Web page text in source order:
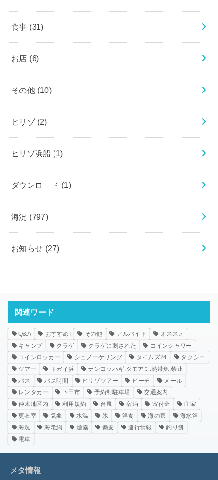
食事 (31)
お店 (6)
その他 (10)
ヒリゾ (2)
ヒリゾ浜船 (1)
ダウンロード (1)
海況 (797)
お知らせ (27)
関連ワード
Q&A おすすめ! その他 アルバイト
オススメ
キャンプ
クラゲ クラゲに刺された
コインシャワー
コインロッカー
シュノーケリング タイムズ24
タクシー
ツアー
トガイ浜
ナンヨウハギ.タモアミ.熱帯魚.禁止
バス
バス時間 ヒリゾツアー ビーチ
メール
レンタカー
下田市 予約制駐車場
交通案内
仲木地区内
利用規約 台風 宿泊 寄付金
庄家
更衣室
気象 水温 氷 洋食 海の家
海水浴
海況
海老網 漁協 蕎麦 運行情報
釣り餌
電車
メタ情報